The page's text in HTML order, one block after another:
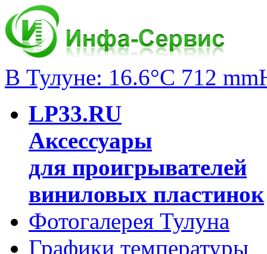
В Тулуне: 16.6°C 712
LP33.RU
Аксессуары
для проигрывателей
виниловых пластинок
Фотогалерея Тулуна
Графики температуры